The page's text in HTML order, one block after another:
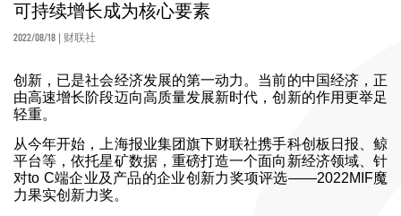
可持续增长成为核心要素
2022/08/18 | 财联社
创新，已是社会经济发展的第一动力。当前的中国经济，正
由高速增长阶段迈向高质量发展新时代，创新的作用更举足
轻重。
从今年开始，上海报业集团旗下财联社携手科创板日报、鲸
平台等，依托星矿数据，重磅打造一个面向新经济领域、针
对to C端企业及产品的企业创新力奖项评选——2022MIF魔
力果实创新力奖。